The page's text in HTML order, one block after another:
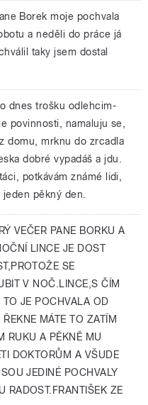
Borek moje pochvala
a neděli do práce já
taky jsem dostal
dnes trošku odlehcim-
povinnosti, namaluju se,
domu, mrknu do zrcadla
dobré vypadáš a jdu.
potkávám známé lidi,
pěkný den.
VEČER PANE BORKU A
LINCE JE DOST
SE
V NOČ.LINCE,S ČÍM
JE POCHVALA OD
MÁTE TO ZATÍM
RUKU A PĚKNĚ MU
DOKTORŮM A VŠUDE
JEDINÉ POCHVALY
RADOST.FRANTIŠEK ZE